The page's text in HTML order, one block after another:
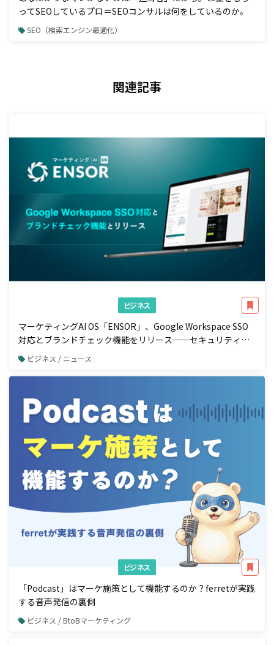
ってSEOしているプロ＝SEOコンサルは何をしているのか。
SEO（検索エンジン最適化）
関連記事
ビジネス
マーケティングAI OS「ENSOR」、Google Workspace SSO
対応とブランドチェック機能をリリース──セキュリティ強
化と広告配信前の自動コンプラ検知を一体で実現
ビジネス / ニュース
ビジネス
「Podcast」はマーケ施策として機能するのか？ferretが実践
する音声発信の裏側
ビジネス / BtoBマーケティング